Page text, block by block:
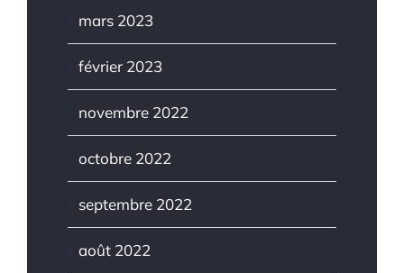
mars 2023
février 2023
novembre 2022
octobre 2022
septembre 2022
août 2022